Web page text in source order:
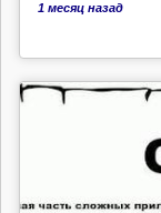
1 месяц назад